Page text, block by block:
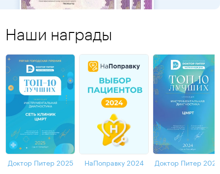
Наши награды
Доктор Питер 2025 НаПоправку 2024 Доктор Питер